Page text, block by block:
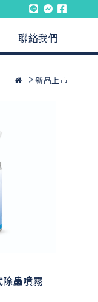
聯絡我們
新品上市
除蟲噴霧